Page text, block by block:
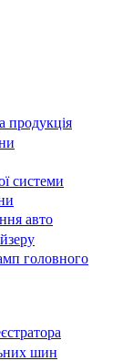
продукція
системи
авто
головного
шин